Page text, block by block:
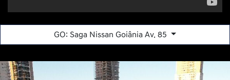
GO: Saga Nissan Goiânia Av. 85